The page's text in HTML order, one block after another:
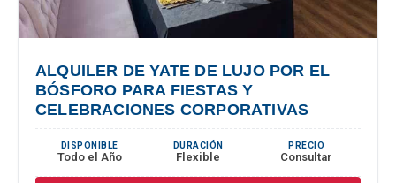
ALQUILER DE YATE DE LUJO POR EL
BÓSFORO PARA FIESTAS Y
CELEBRACIONES CORPORATIVAS
DISPONIBLE
Todo el Año
DURACIÓN
Flexible
PRECIO
Consultar